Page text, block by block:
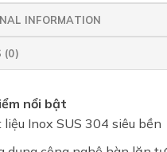
INFORMATION
(0)
nổi bật
liệu Inox SUS 304 siêu bền